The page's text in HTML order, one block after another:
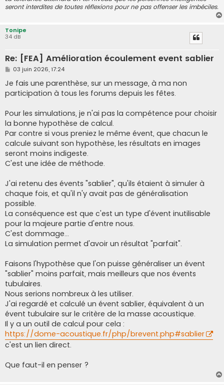
seront interdites de toutes réflexions pour ne pas offenser les imbéciles.
Tonipe
34 dB
Re: [FEA] Amélioration écoulement event sablier
M
s
s
a
03 juin 2026, 17:24
Je fais une parenthèse, sur un message, à ma non
participation à tous les forums depuis les fêtes.
Pour les simulations, je n'ai pas la compétence pour choisir
la bonne hypothèse de calcul.
Par contre si vous preniez le même évent, que chacun le
calcule suivant son hypothèse, les résultats en images
seront moins indigeste.
C'est une idée de méthode.
J'ai retenu des évents "sablier", qu'ils étaient à simuler à
chaque fois, et qu'il n'y avait pas de généralisation
possible.
La conséquence est que c'est un type d'évent inutilisable
pour la majeure partie d'entre nous.
C'est dommage...
La simulation permet d'avoir un résultat "parfait".
Faisons l'hypothèse que l'on puisse généraliser un évent
"sablier" moins parfait, mais meilleurs que nos évents
tubulaires.
Nous serions nombreux à les utiliser.
J'ai regardé et calculé un évent sablier, équivalent à un
évent tubulaire sur le critère de la masse acoustique.
Il y a un outil de calcul pour cela :
https://dome-acoustique.fr/php/brevent.php#sablier
c'est un lien direct.
Que faut-il en penser ?